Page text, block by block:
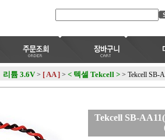
리튬 3.6V > [ AA ] > < 텍셀 Tekcell > > Tekcell SB-
Tekcell SB-